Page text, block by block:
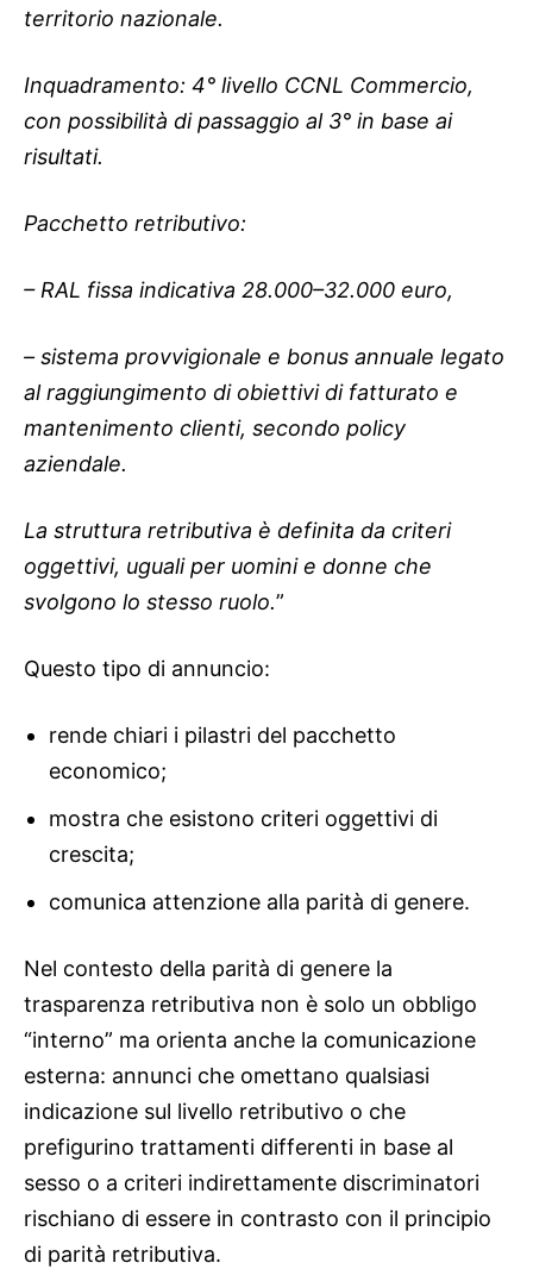
territorio nazionale.
Inquadramento: 4° livello CCNL Commercio,
con possibilità di passaggio al 3° in base ai
risultati.
Pacchetto retributivo:
– RAL fissa indicativa 28.000–32.000 euro,
– sistema provvigionale e bonus annuale legato
al raggiungimento di obiettivi di fatturato e
mantenimento clienti, secondo policy
aziendale.
La struttura retributiva è definita da criteri
oggettivi, uguali per uomini e donne che
svolgono lo stesso ruolo.”
Questo tipo di annuncio:
rende chiari i pilastri del pacchetto
economico;
mostra che esistono criteri oggettivi di
crescita;
comunica attenzione alla parità di genere.
Nel contesto della parità di genere la
trasparenza retributiva non è solo un obbligo
“interno” ma orienta anche la comunicazione
esterna: annunci che omettano qualsiasi
indicazione sul livello retributivo o che
prefigurino trattamenti differenti in base al
sesso o a criteri indirettamente discriminatori
rischiano di essere in contrasto con il principio
di parità retributiva.